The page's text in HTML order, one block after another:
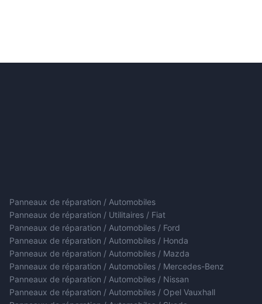
Panneaux de réparation / Automobiles
Panneaux de réparation / Utilitaires / Fiat
Panneaux de réparation / Automobiles / Ford
Panneaux de réparation / Automobiles / Honda
Panneaux de réparation / Automobiles / Mazda
Panneaux de réparation / Automobiles / Mercedes-Benz
Panneaux de réparation / Automobiles / Nissan
Panneaux de réparation / Automobiles / Opel Vauxhall